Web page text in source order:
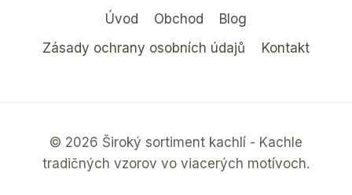
Úvod Obchod
Blog
Zásady ochrany osobních údajů
Kontakt
© 2026 Široký sortiment kachlí - Kachle
tradičných vzorov vo viacerých motívoch.